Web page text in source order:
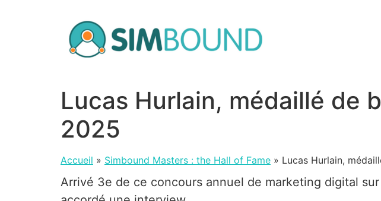
Lucas Hurlain, médaillé de
2025
Accueil » Simbound Masters : the Hall of Fame » Lucas Hurlain,
Arrivé 3e de ce concours annuel de marketing digital